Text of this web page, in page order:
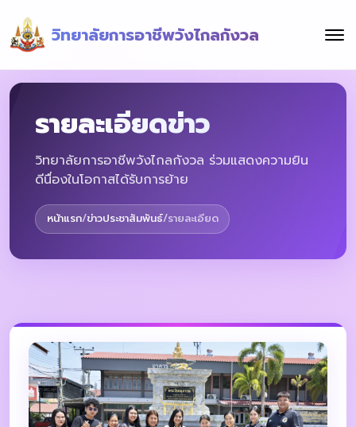
วิทยาลัยการอาชีพวังไกลกังวล
รายละเอียดข่าว
วิทยาลัยการอาชีพวังไกลกังวล ร่วมแสดงความยิน
ดีนื่องในโอกาสได้รับการย้าย
หน้าแรก/ข่าวประชาสัมพันธ์/รายละเอียด